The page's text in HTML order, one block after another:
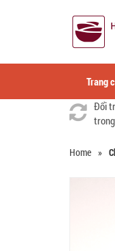
Trang
Đổi
Home »